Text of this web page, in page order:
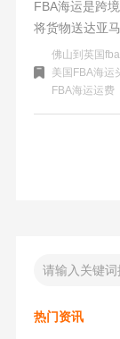
FBA海运是跨
将货物送达亚
势，但运输时
的费用构成与
重要。
佛山到英国
美国FBA海运
FBA海运运费
热门资讯